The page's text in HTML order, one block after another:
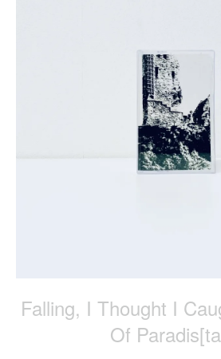
Falling, I Thought I
Of